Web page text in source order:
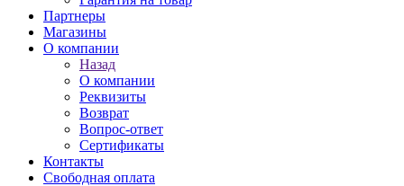
Партнеры
Магазины
О компании
Назад
О компании
Реквизиты
Возврат
Вопрос-ответ
Сертификаты
Контакты
Свободная оплата